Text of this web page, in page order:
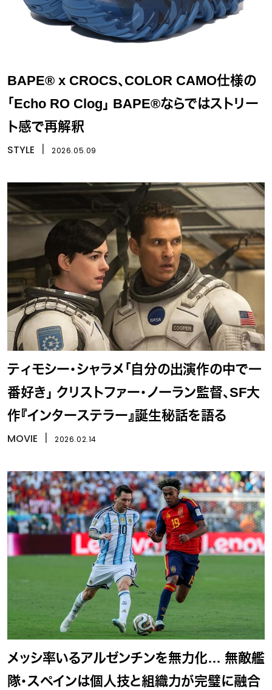
BAPE® x CROCS、COLOR CAMO仕様の
「Echo RO Clog」 BAPE®ならではストリー
ト感で再解釈
STYLE 2026.05.09
ティモシー・シャラメ「自分の出演作の中で一
番好き」 クリストファー・ノーラン監督、SF大
作『インターステラー』誕生秘話を語る
MOVIE 2026.02.14
メッシ率いるアルゼンチンを無力化… 無敵艦
隊・スペインは個人技と組織力が完璧に融合